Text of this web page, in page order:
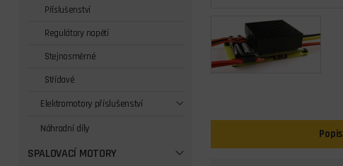
Příslušenství
Regulátory napětí
Stejnosměrné
Střídavé
Elektromotory příslušenství
Náhradní díly
SPALOVACÍ MOTORY
Popis